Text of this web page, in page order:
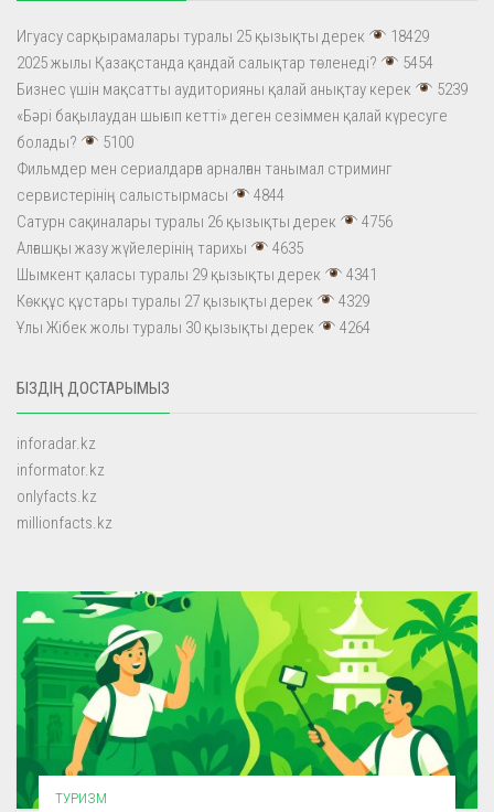
Игуасу сарқырамалары туралы 25 қызықты дерек
18429
2025 жылы Қазақстанда қандай салықтар төленеді?
5454
Бизнес үшін мақсатты аудиторияны қалай анықтау керек
5239
«Бәрі бақылаудан шығып кетті» деген сезіммен қалай күресуге
болады?
5100
Фильмдер мен сериалдарға арналған танымал стриминг
сервистерінің салыстырмасы
4844
Сатурн сақиналары туралы 26 қызықты дерек
4756
Алғашқы жазу жүйелерінің тарихы
4635
Шымкент қаласы туралы 29 қызықты дерек
4341
Көкқұс құстары туралы 27 қызықты дерек
4329
Ұлы Жібек жолы туралы 30 қызықты дерек
4264
БІЗДІҢ ДОСТАРЫМЫЗ
inforadar.kz
informator.kz
onlyfacts.kz
millionfacts.kz
ТУРИЗМ